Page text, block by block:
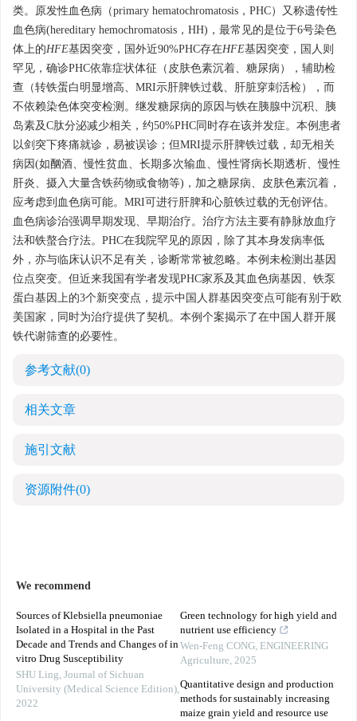
类。原发性血色病（primary hematochromatosis，PHC）又称遗传性
血色病(hereditary hemochromatosis，HH)，最常见的是位于6号染色
体上的HFE基因突变，国外近90%PHC存在HFE基因突变，国人则
罕见，确诊PHC依靠症状体征（皮肤色素沉着、糖尿病），辅助检
查（转铁蛋白明显增高、MRI示肝脾铁过载、肝脏穿刺活检），而
不依赖染色体突变检测。继发糖尿病的原因与铁在胰腺中沉积、胰
岛素及C肽分泌减少相关，约50%PHC同时存在该并发症。本例患者
以剑突下疼痛就诊，易被误诊；但MRI提示肝脾铁过载，却无相关
病因(如酗酒、慢性贫血、长期多次输血、慢性肾病长期透析、慢性
肝炎、摄入大量含铁药物或食物等)，加之糖尿病、皮肤色素沉着，
应考虑到血色病可能。MRI可进行肝脾和心脏铁过载的无创评估。
血色病诊治强调早期发现、早期治疗。治疗方法主要有静脉放血疗
法和铁螯合疗法。PHC在我院罕见的原因，除了其本身发病率低
外，亦与临床认识不足有关，诊断常常被忽略。本例未检测出基因
位点突变。但近来我国有学者发现PHC家系及其血色病基因、铁泵
蛋白基因上的3个新突变点，提示中国人群基因突变点可能有别于欧
美国家，同时为治疗提供了契机。本例个案揭示了在中国人群开展
铁代谢筛查的必要性。
参考文献(0)
相关文章
施引文献
资源附件(0)
We recommend
Sources of Klebsiella pneumoniae
Isolated in a Hospital in the Past
Decade and Trends and Changes of in
vitro Drug Susceptibility
SHU Ling, Journal of Sichuan
University (Medical Science Edition),
2022
Green technology for high yield and
nutrient use efficiency
Wen-Feng CONG, ENGINEERING
Agriculture, 2025
Quantitative design and production
methods for sustainably increasing
maize grain yield and resource use